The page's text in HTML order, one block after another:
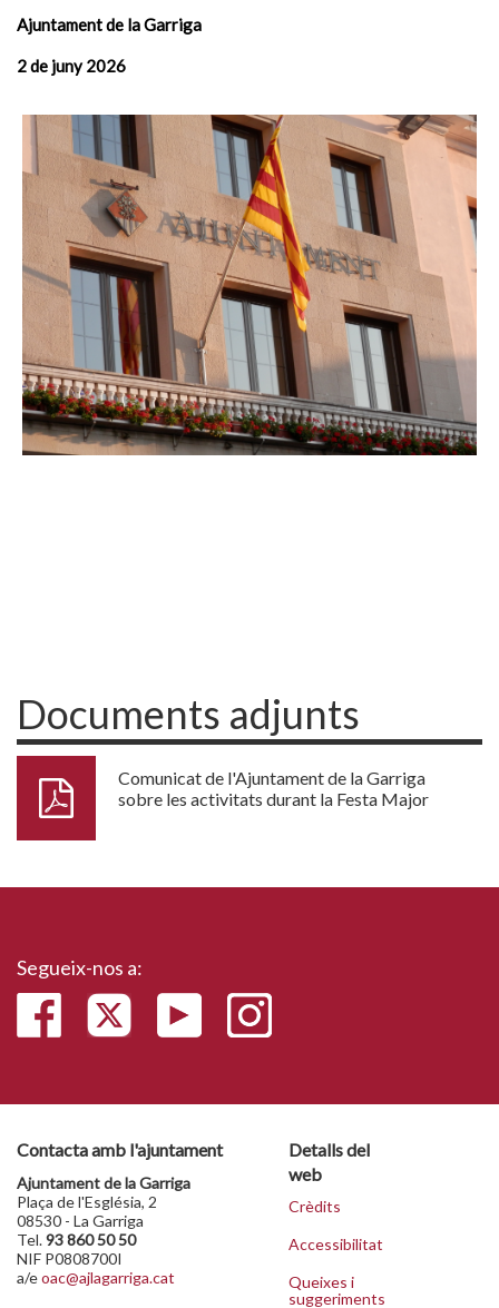
Ajuntament de la Garriga
2 de juny 2026
Documents adjunts
Comunicat de l'Ajuntament de la Garriga
sobre les activitats durant la Festa Major
Segueix-nos a:
Contacta amb l'ajuntament
Ajuntament de la Garriga
Plaça de l'Església, 2
08530 - La Garriga
Tel.93 860 50 50
NIF P0808700I
a/eoac@ajlagarriga.cat
Detalls del
web
Crèdits
Accessibilitat
Queixes i
suggeriments